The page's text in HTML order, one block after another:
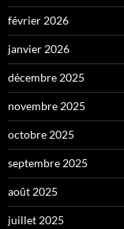
février 2026
janvier 2026
décembre 2025
novembre 2025
octobre 2025
septembre 2025
août 2025
juillet 2025